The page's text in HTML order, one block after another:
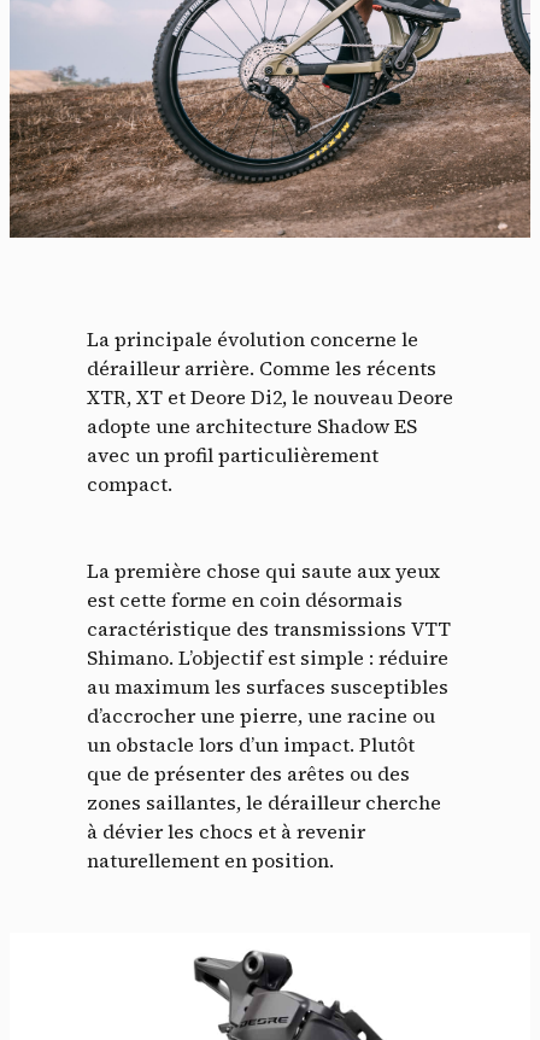
La principale évolution concerne le
dérailleur arrière. Comme les récents
XTR, XT et Deore Di2, le nouveau Deore
adopte une architecture Shadow ES
avec un profil particulièrement
compact.
La première chose qui saute aux yeux
est cette forme en coin désormais
caractéristique des transmissions VTT
Shimano. L’objectif est simple : réduire
au maximum les surfaces susceptibles
d’accrocher une pierre, une racine ou
un obstacle lors d’un impact. Plutôt
que de présenter des arêtes ou des
zones saillantes, le dérailleur cherche
à dévier les chocs et à revenir
naturellement en position.